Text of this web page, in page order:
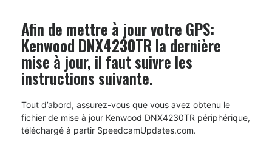
Afin de mettre à jour votre GPS:
Kenwood DNX4230TR la dernière
mise à jour, il faut suivre les
instructions suivante.
Tout d’abord, assurez-vous que vous avez obtenu le
fichier de mise à jour Kenwood DNX4230TR périphérique,
téléchargé à partir SpeedcamUpdates.com.